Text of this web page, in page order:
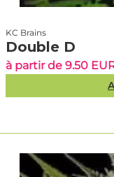
KC Brains
Double D
à partir de 9.50